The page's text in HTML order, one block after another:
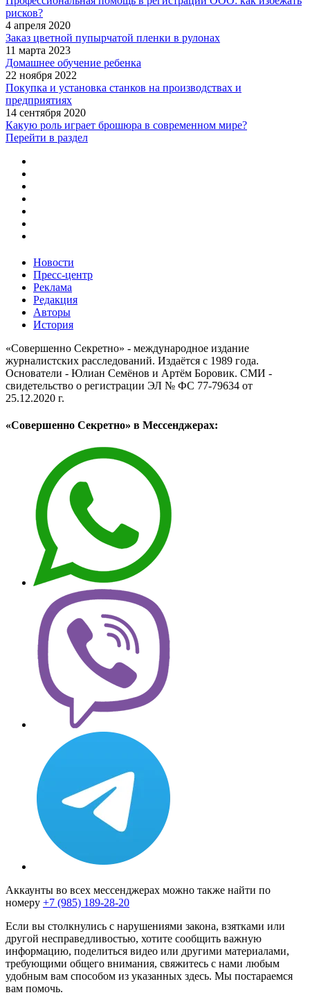
рисков?
4 апреля 2020
Заказ цветной пупырчатой пленки в рулонах
11 марта 2023
Домашнее обучение ребенка
22 ноября 2022
Покупка и установка станков на производствах и
предприятиях
14 сентября 2020
Какую роль играет брошюра в современном мире?
Перейти в раздел
Новости
Пресс-центр
Реклама
Редакция
Авторы
История
«Совершенно Секретно» - международное издание
журналистских расследований. Издаётся с 1989 года.
Основатели - Юлиан Семёнов и Артём Боровик. CМИ -
свидетельство о регистрации ЭЛ № ФС 77-79634 от
25.12.2020 г.
«Совершенно Секретно» в Мессенджерах:
Аккаунты во всех мессенджерах можно также найти по
номеру +7 (985) 189-28-20
Если вы столкнулись с нарушениями закона, взятками или
другой несправедливостью, хотите сообщить важную
информацию, поделиться видео или другими материалами,
требующими общего внимания, свяжитесь с нами любым
удобным вам способом из указанных здесь. Мы постараемся
вам помочь.